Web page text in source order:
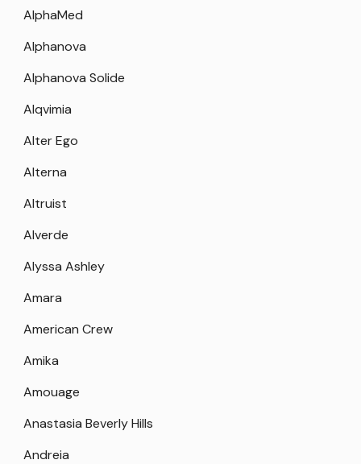
AlphaMed
Alphanova
Alphanova Solide
Alqvimia
Alter Ego
Alterna
Altruist
Alverde
Alyssa Ashley
Amara
American Crew
Amika
Amouage
Anastasia Beverly Hills
Andreia